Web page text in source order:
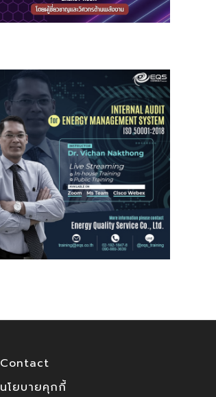
Contact
นโยบายคุกกี้